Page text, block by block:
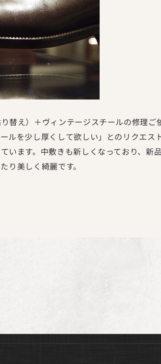
替え）＋ヴィンテージスチールの修理
ルを少し厚くして欲しい」とのリクエス
います。中敷きも新しくなっており、新
り美しく綺麗です。